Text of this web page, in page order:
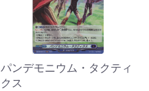
パンデモニウム・タクティ
クス